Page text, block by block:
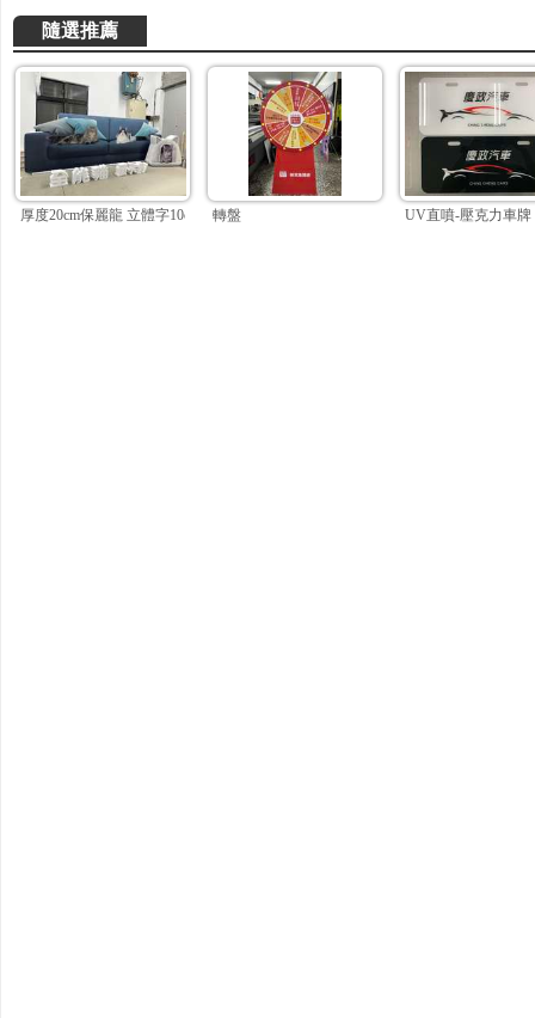
隨選推薦
厚度20cm保麗龍 立體字10cm保麗龍
轉盤 UV直噴-壓克力車牌